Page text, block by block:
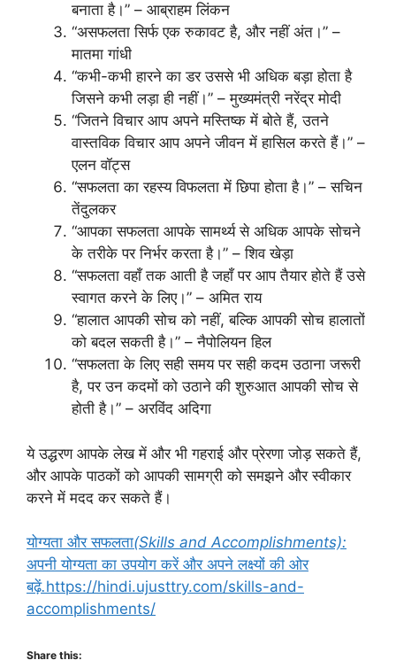
बनाता है।” – आब्राहम लिंकन
“असफलता सिर्फ एक रुकावट है, और नहीं अंत।” –
मातमा गांधी
“कभी-कभी हारने का डर उससे भी अधिक बड़ा होता है
जिसने कभी लड़ा ही नहीं।” – मुख्यमंत्री नरेंद्र मोदी
“जितने विचार आप अपने मस्तिष्क में बोते हैं, उतने
वास्तविक विचार आप अपने जीवन में हासिल करते हैं।” –
एलन वॉट्स
“सफलता का रहस्य विफलता में छिपा होता है।” – सचिन
तेंदुलकर
“आपका सफलता आपके सामर्थ्य से अधिक आपके सोचने
के तरीके पर निर्भर करता है।” – शिव खेड़ा
“सफलता वहाँ तक आती है जहाँ पर आप तैयार होते हैं उसे
स्वागत करने के लिए।” – अमित राय
“हालात आपकी सोच को नहीं, बल्कि आपकी सोच हालातों
को बदल सकती है।” – नैपोलियन हिल
“सफलता के लिए सही समय पर सही कदम उठाना जरूरी
है, पर उन कदमों को उठाने की शुरुआत आपकी सोच से
होती है।” – अरविंद अदिगा
ये उद्धरण आपके लेख में और भी गहराई और प्रेरणा जोड़ सकते हैं,
और आपके पाठकों को आपकी सामग्री को समझने और स्वीकार
करने में मदद कर सकते हैं।
योग्यता और सफलता(Skills and Accomplishments):
अपनी योग्यता का उपयोग करें और अपने लक्ष्यों की ओर
बढ़ें.https://hindi.ujusttry.com/skills-and-
accomplishments/
Share this: